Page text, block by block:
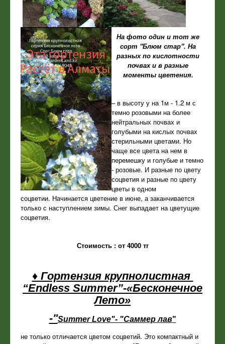
На фото один и тот же
сорт "Блюм стар". На
разных по кислотности
почвах и в разные
моменты цветения.
– в высоту у на 1м - 1.2 м с
темно розовыми на более
нейтральных почвах и
голубыми на кислых почвах
стерильными цветами. Но
чаще все цвета на нем в
перемешку и голубые и темно
- розовые. И разные по цвету
соцветия и разные по цвету
цветы в одном
соцветии. Начинается цветение в июне, а заканчивается
только с наступлением зимы. Снег выпадает на цветущие
соцветия.
Стоимость : от 4000 тг
♦ Гортензия крупнолистная
“Endless Summer”-«Бесконечное
Лето»
-"Summer Love"- "Саммер лав"
не только отличается цветом соцветий. Это компактный и